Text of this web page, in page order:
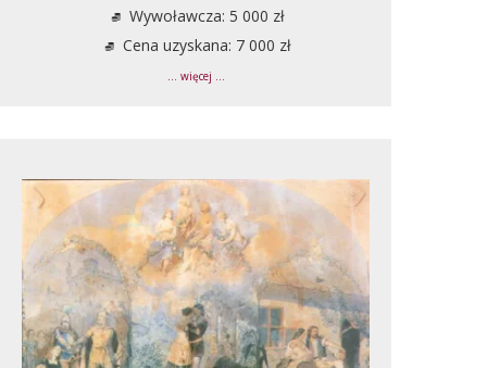
Wywoławcza: 5 000 zł
Cena uzyskana: 7 000 zł
... więcej ...